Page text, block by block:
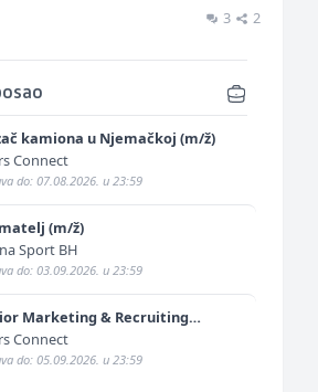
3 2
kamiona u Njemačkoj (m/ž)
Connect
do: 07.08.2026. u 23:59
(m/ž)
Sport BH
do: 03.09.2026. u 23:59
Marketing & Recruiting
(m/ž)
Connect
do: 05.09.2026. u 23:59